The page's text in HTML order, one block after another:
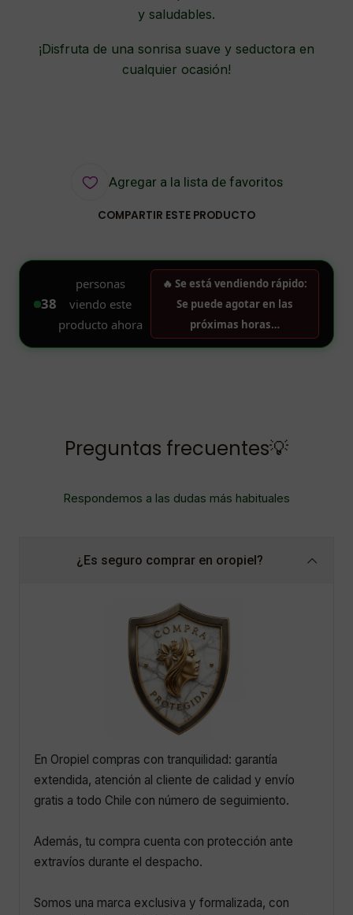
y saludables.
¡Disfruta de una sonrisa suave y seductora en
cualquier ocasión!
Agregar a la lista de favoritos
COMPARTIR ESTE PRODUCTO
Preguntas frecuentes💡
Respondemos a las dudas más habituales
¿Es seguro comprar en oropiel?
En Oropiel compras con tranquilidad: garantía
extendida, atención al cliente de calidad y envío
gratis a todo Chile con número de seguimiento.
Además, tu compra cuenta con protección ante
extravíos durante el despacho.
Somos una marca exclusiva y formalizada, con